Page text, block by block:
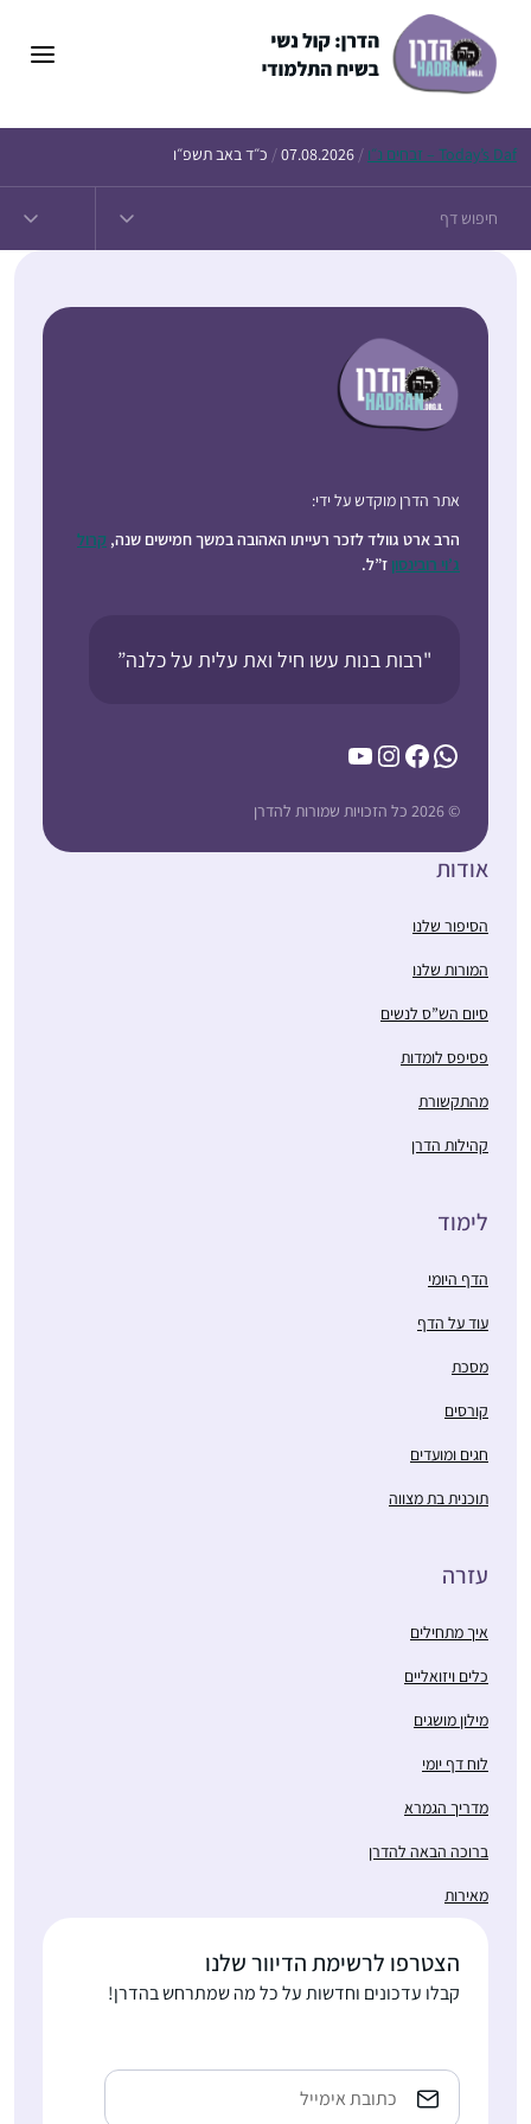
Today’s Daf – זבחים נ״ו /
07.08.2026
/ כ״ד באב תשפ״ו
אתר הדרן מוקדש על ידי:
הרב ארט גוולד לזכר רעייתו האהובה במשך חמישים שנה, קרול
ג’וי רובינסון ז”ל.
"רבות בנות עשו חיל ואת עלית על כלנה”
WhatsApp
Facebook
Instagram
YouTube
© 2026 כל הזכויות שמורות להדרן
אודות
הסיפור שלנו
המורות שלנו
סיום הש”ס לנשים
פסיפס לומדות
מהתקשורת
קהילות הדרן
לימוד
הדף היומי
עוד על הדף
מסכת
קורסים
חגים ומועדים
תוכנית בת מצווה
עזרה
איך מתחילים
כלים ויזואליים
מילון מושגים
לוח דף יומי
מדריך הגמרא
ברוכה הבאה להדרן
מאירות
הצטרפו לרשימת הדיוור שלנו
קבלו עדכונים וחדשות על כל מה שמתרחש בהדרן!
Email